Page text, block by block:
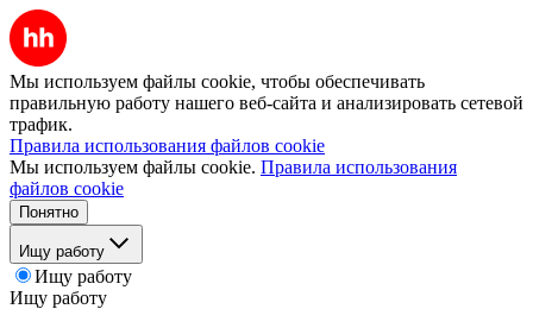
Мы используем файлы cookie, чтобы обеспечивать
правильную работу нашего веб-сайта и анализировать сетевой
трафик.
Правила использования файлов cookie
Мы используем файлы cookie. Правила использования
файлов cookie
Понятно
Ищу работу
Ищу работу
Ищу работу